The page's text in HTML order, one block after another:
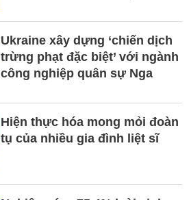
Ukraine xây dựng ‘chiến dịch
trừng phạt đặc biệt’ với ngành
công nghiệp quân sự Nga
Hiện thực hóa mong mỏi đoàn
tụ của nhiều gia đình liệt sĩ